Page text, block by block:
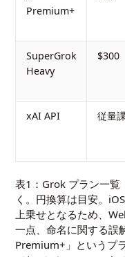
Premium+
SuperGrok
Heavy
$300
xAI API 従量
表1：Grok プラン一
く。円換算は目安。
上乗せとなるため、
一点、命名に関する誤
Premium+」というプ